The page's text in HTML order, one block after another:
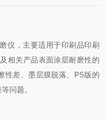
仪，主要适用于印刷品印刷
相关产品表面涂层耐磨性的
性差、墨层膜脱落、PS版的
问题。